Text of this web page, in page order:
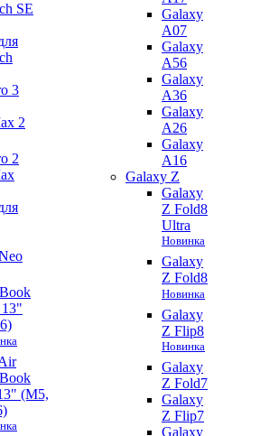
SE
3
2
2
(M5,
Galaxy
A07
Galaxy
A56
Galaxy
A36
Galaxy
A26
Galaxy
A16
Galaxy Z
Galaxy
Z Fold8
Ultra
Новинка
Galaxy
Z Fold8
Новинка
Galaxy
Z Flip8
Новинка
Galaxy
Z Fold7
Galaxy
Z Flip7
Galaxy